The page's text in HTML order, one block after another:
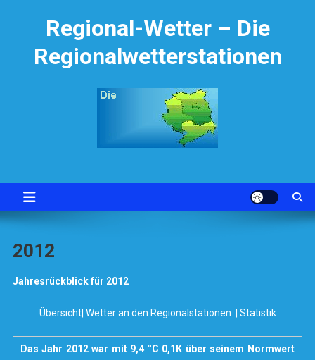
Regional-Wetter – Die
Regionalwetterstationen
2012
Jahresrückblick für 2012
Übersicht| Wetter an den Regionalstationen Statistik
Das Jahr 2012 war mit 9,4 °C 0,1K über seinem Normwert